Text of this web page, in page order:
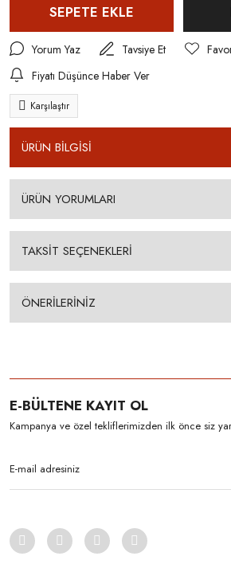
SEPETE EKLE
Yorum Yaz
Tavsiye Et
Fiyatı Düşünce Haber Ver
Karşılaştır
ÜRÜN BİLGİSİ
ÜRÜN YORUMLARI
TAKSİT SEÇENEKLERİ
ÖNERİLERİNİZ
E-BÜLTENE KAYIT OL
Kampanya ve özel tekliflerimizden ilk önce siz